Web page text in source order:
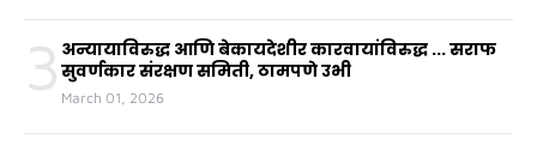
3 अन्यायाविरुद्ध आणि बेकायदेशीर कारवायांविरुद्ध ... सराफ
सुवर्णकार संरक्षण समिती, ठामपणे उभी
March 01, 2026